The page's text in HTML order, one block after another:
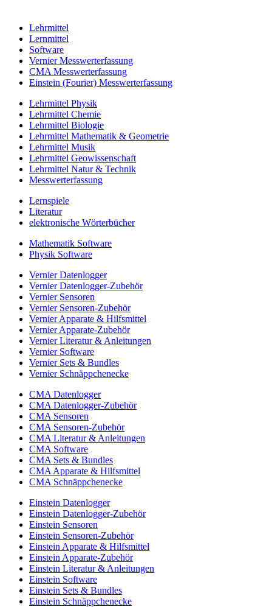
Lehrmittel
Lernmittel
Software
Vernier Messwerterfassung
CMA Messwerterfassung
Einstein (Fourier) Messwerterfassung
Lehrmittel Physik
Lehrmittel Chemie
Lehrmittel Biologie
Lehrmittel Mathematik & Geometrie
Lehrmittel Musik
Lehrmittel Geowissenschaft
Lehrmittel Natur & Technik
Messwerterfassung
Lernspiele
Literatur
elektronische Wörterbücher
Mathematik Software
Physik Software
Vernier Datenlogger
Vernier Datenlogger-Zubehör
Vernier Sensoren
Vernier Sensoren-Zubehör
Vernier Apparate & Hilfsmittel
Vernier Apparate-Zubehör
Vernier Literatur & Anleitungen
Vernier Software
Vernier Sets & Bundles
Vernier Schnäppchenecke
CMA Datenlogger
CMA Datenlogger-Zubehör
CMA Sensoren
CMA Sensoren-Zubehör
CMA Literatur & Anleitungen
CMA Software
CMA Sets & Bundles
CMA Apparate & Hilfsmittel
CMA Schnäppchenecke
Einstein Datenlogger
Einstein Datenlogger-Zubehör
Einstein Sensoren
Einstein Sensoren-Zubehör
Einstein Apparate & Hilfsmittel
Einstein Apparate-Zubehör
Einstein Literatur & Anleitungen
Einstein Software
Einstein Sets & Bundles
Einstein Schnäppchenecke